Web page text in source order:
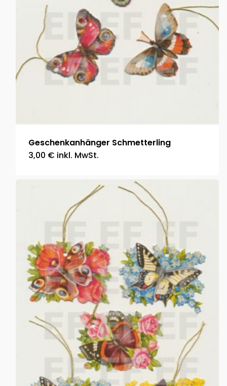
Geschenkanhänger Schmetterling
3,00 € inkl. MwSt.